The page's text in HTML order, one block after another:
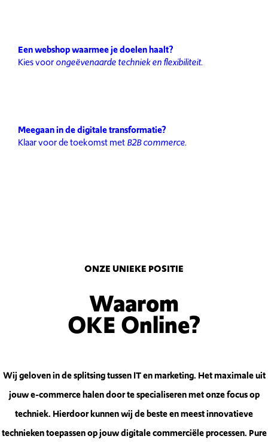
Een webshop waarmee je doelen haalt?
Kies voorongeëvenaarde techniek en flexibiliteit.
Meegaan in de digitale transformatie?
Klaar voor de toekomst metB2B commerce.
ONZE UNIEKE POSITIE
Waarom
OKE Online?
Wij geloven in de splitsing tussen IT en marketing. Het maximale uit
jouw e-commerce halen door te specialiseren met onze focus op
techniek. Hierdoor kunnen wij de beste en meest innovatieve
technieken toepassen op jouw digitale commerciële processen. Pure